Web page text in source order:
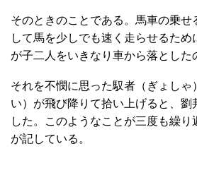
そのときのことである。馬車の乗せ
して馬を少しでも速く走らせるため
が子二人をいきなり車から落とした
それを不憫に思った馭者（ぎょしゃ
い）が飛び降りて拾い上げると、劉
した。このようなことが三度も繰り
が記している。